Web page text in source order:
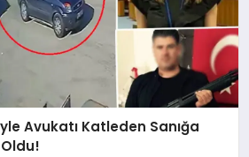
Avukatı Katleden Sanığa